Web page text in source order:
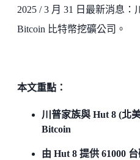
2025 / 3 月 31 日最新消息
Bitcoin 比特幣挖礦公司。
本文重點：
川普家族與 Hut 8 (北
Bitcoin
由 Hut 8 提供 61000